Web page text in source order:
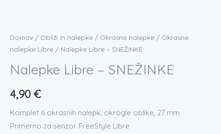
Domov / Obliži in nalepke / Okrasne nalepke / Okrasne
nalepke Libre / Nalepke Libre – SNEŽINKE
Nalepke Libre – SNEŽINKE
4,90 €
Komplet 6 okrasnih nalepk, okrogle oblike, 27 mm
Primerno za senzor FreeStyle Libre